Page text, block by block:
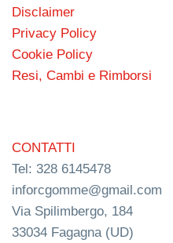
Disclaimer
Privacy Policy
Cookie Policy
Resi, Cambi e Rimborsi
CONTATTI
Tel: 328 6145478
inforcgomme@gmail.com
Via Spilimbergo, 184
33034 Fagagna (UD)